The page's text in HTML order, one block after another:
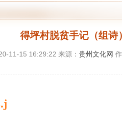
得坪村脱贫手记（组诗
11-15 16:29:22 来源： 贵州文化网